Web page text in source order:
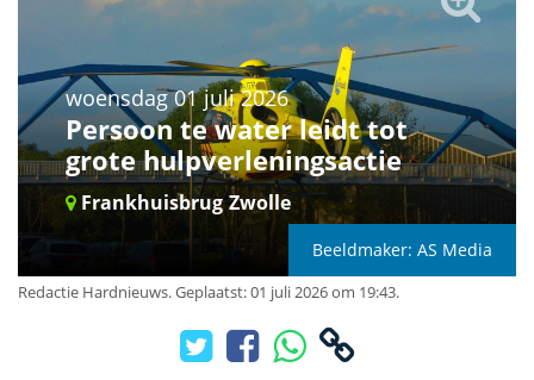
woensdag 01 juli 2026
Persoon te water leidt tot
grote hulpverleningsactie
Frankhuisbrug Zwolle
Beeldmaker: AS Media
Redactie Hardnieuws.Geplaatst: 01 juli 2026 om 19:43.